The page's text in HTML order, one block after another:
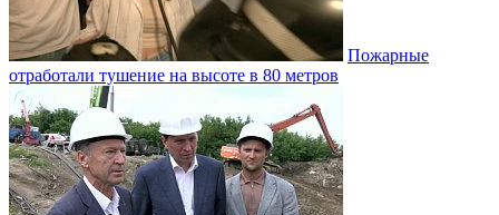
Пожарные
отработали тушение на высоте в 80 метров